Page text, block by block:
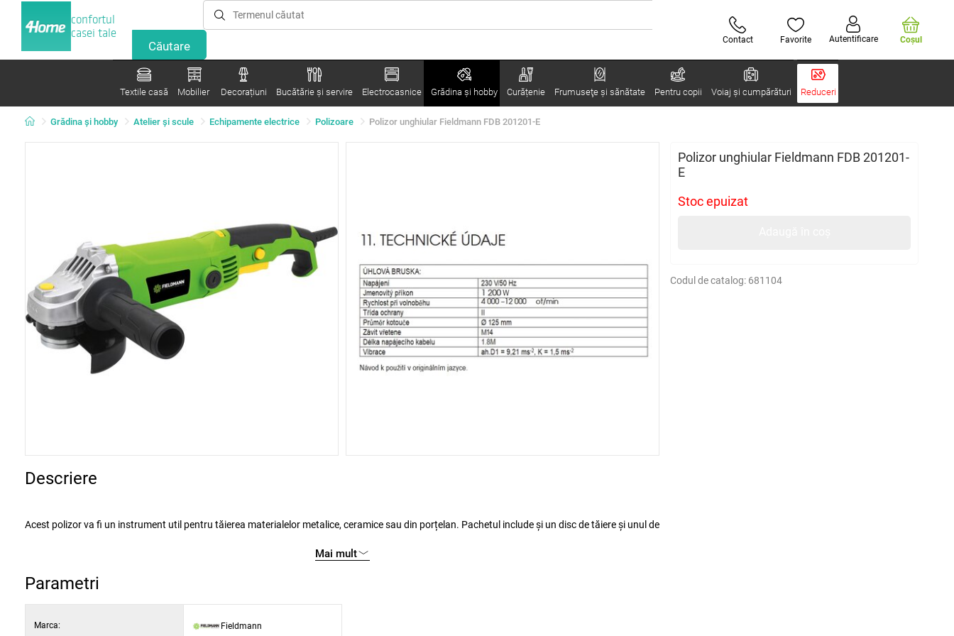
confortul
casei tale
Contact Favorite Autentificare Coşul
Textile casă Mobilier Decorațiuni Bucătărie și servire Electrocasnice Grădina şi hobby Curățenie Frumuseţe şi sănătate Pentru copii Voiaj și cumpărături Reduceri
Grădina şi hobby Atelier şi scule Echipamente electrice Polizoare Polizor unghiular Fieldmann FDB 201201-E
Polizor unghiular Fieldmann FDB 201201-
E
Stoc epuizat
Codul de catalog: 681104
Descriere
Acest polizor va fi un instrument util pentru tăierea materialelor metalice, ceramice sau din porțelan. Pachetul include și un disc de tăiere și unul de
Polizorul are un mâner ergonomic, care poate fi ușor înșurubat în trei puncte diferite de pe capul polizorului și astfel se poate realiza o tăiere
ușoară sau polizare la un unghi de lucru de 180 °. Întrupătorul cu blocaj permite o manipulare ușoară și o tăiere precisă. Aparatul este prevăzut și
Mai mult
Parametri
Marca: Fieldmann